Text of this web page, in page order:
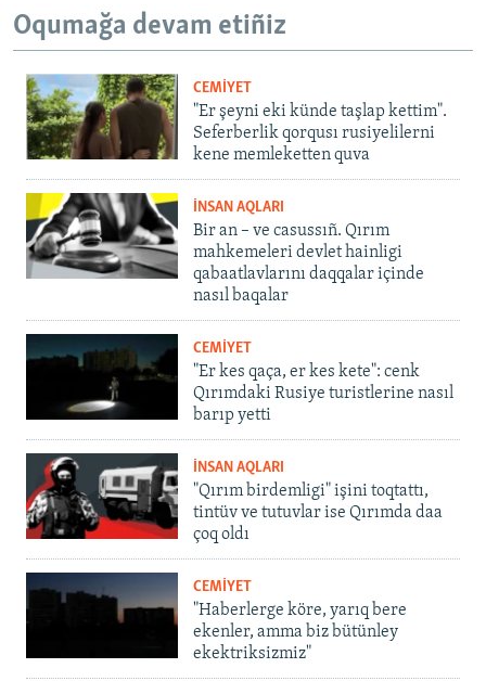
Oqumağa devam etiñiz
CEMİYET
"Er şeyni eki künde taşlap kettim".
Seferberlik qorqusı rusiyelilerni
kene memleketten quva
İNSAN AQLARI
Bir an – ve casussıñ. Qırım
mahkemeleri devlet hainligi
qabaatlavlarını daqqalar içinde
nasıl baqalar
CEMİYET
"Er kes qaça, er kes kete": cenk
Qırımdaki Rusiye turistlerine nasıl
barıp yetti
İNSAN AQLARI
"Qırım birdemligi" işini toqtattı,
tintüv ve tutuvlar ise Qırımda daa
çoq oldı
CEMİYET
"Haberlerge köre, yarıq bere
ekenler, amma biz bütünley
ekektriksizmiz"